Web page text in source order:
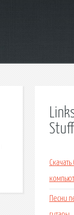
Stuff
Песни